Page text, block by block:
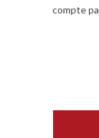
compte